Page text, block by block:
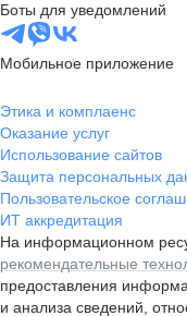
Боты для уведомлений
Мобильное приложение
Этика и комплаенс
Оказание услуг
Использование сайтов
Защита персональных
Пользовательское
ИТ аккредитация
На информационном
рекомендательные
предоставления
и анализа сведений,